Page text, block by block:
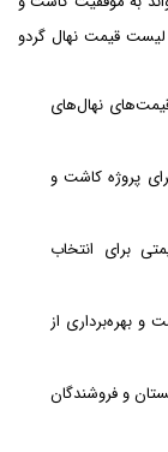
لیست قیمت نهال گردو
قیمت‌های نهال‌های
پروژه کاشت و
برای انتخاب
و بهره‌برداری از
و فروشندگان